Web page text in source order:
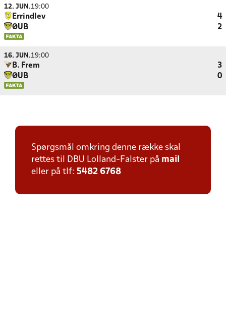
12. JUN.19:00
Errindlev
4
ØUB
2
16. JUN.19:00
B. Frem
3
ØUB
0
Spørgsmål omkring denne række skal
rettes til DBU Lolland-Falster på mail
eller på tlf: 5482 6768